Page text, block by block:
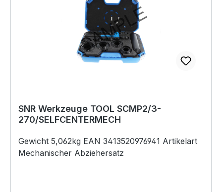
SNR Werkzeuge TOOL SCMP2/3-
270/SELFCENTERMECH
Gewicht 5,062kg EAN 3413520976941 Artikelart
Mechanischer Abziehersatz